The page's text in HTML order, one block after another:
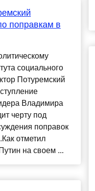
поправкам в
социального
Потуремский
Владимира
черту под
поправок
отметил
на своем ...